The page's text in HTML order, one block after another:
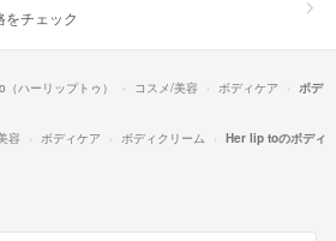
チェック
（ハーリップトゥ） コスメ/美容 ボディケア
ボデ
容 ボディケア ボディクリーム
Her lip toのボディ